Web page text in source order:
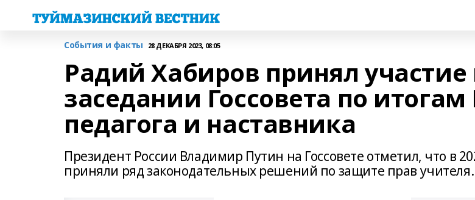
События и факты 28 ДЕКАБРЯ 2023, 08:05
Радий Хабиров принял участие
заседании Госсовета по итогам
педагога и наставника
Президент России Владимир Путин на Госсовете отметил, что в
приняли ряд законодательных решений по защите прав учителя.